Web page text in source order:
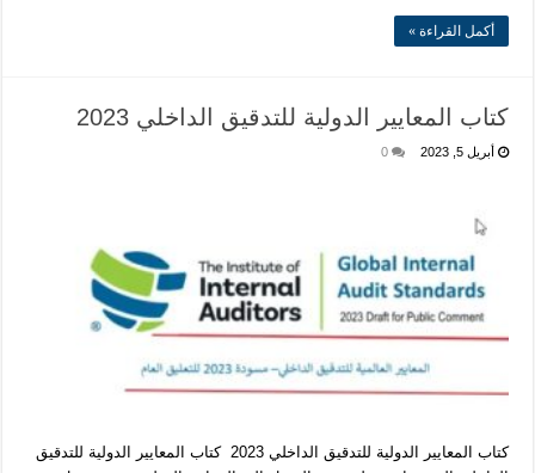
أكمل القراءة »
كتاب المعايير الدولية للتدقيق الداخلي 2023
أبريل 5, 2023 0
كتاب المعايير الدولية للتدقيق الداخلي 2023 كتاب المعايير الدولية للتدقيق